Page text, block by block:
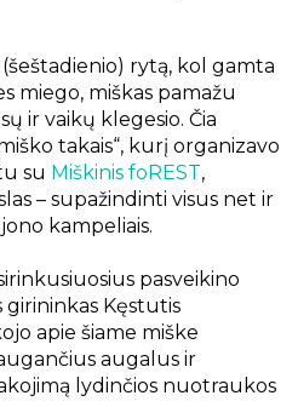
rytą, kol gamta
miego, miškas pamažu
ir vaikų klegesio. Čia
takais“, kurį organizavo
su Miškinis foREST,
– supažindinti visus net ir
kampeliais.
pasveikino
girininkas Kęstutis
apie šiame miške
augalus ir
lydinčios nuotraukos